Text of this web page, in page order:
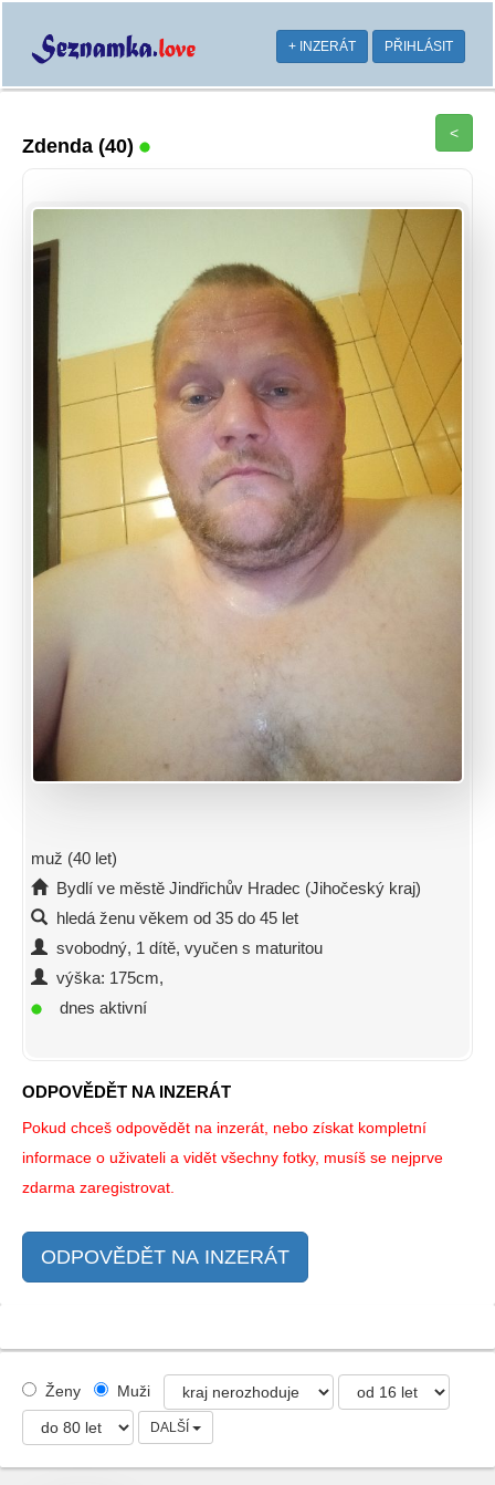
+ INZERÁT PŘIHLÁSIT
Zdenda (40)
<
muž (40 let)
Bydlí ve městě Jindřichův Hradec (Jihočeský kraj)
hledá ženu věkem od 35 do 45 let
svobodný, 1 dítě, vyučen s maturitou
výška: 175cm,
dnes aktivní
ODPOVĚDĚT NA INZERÁT
Pokud chceš odpovědět na inzerát, nebo získat kompletní
informace o uživateli a vidět všechny fotky, musíš se nejprve
zdarma zaregistrovat.
ODPOVĚDĚT NA INZERÁT
Ženy Muži
DALŠÍ